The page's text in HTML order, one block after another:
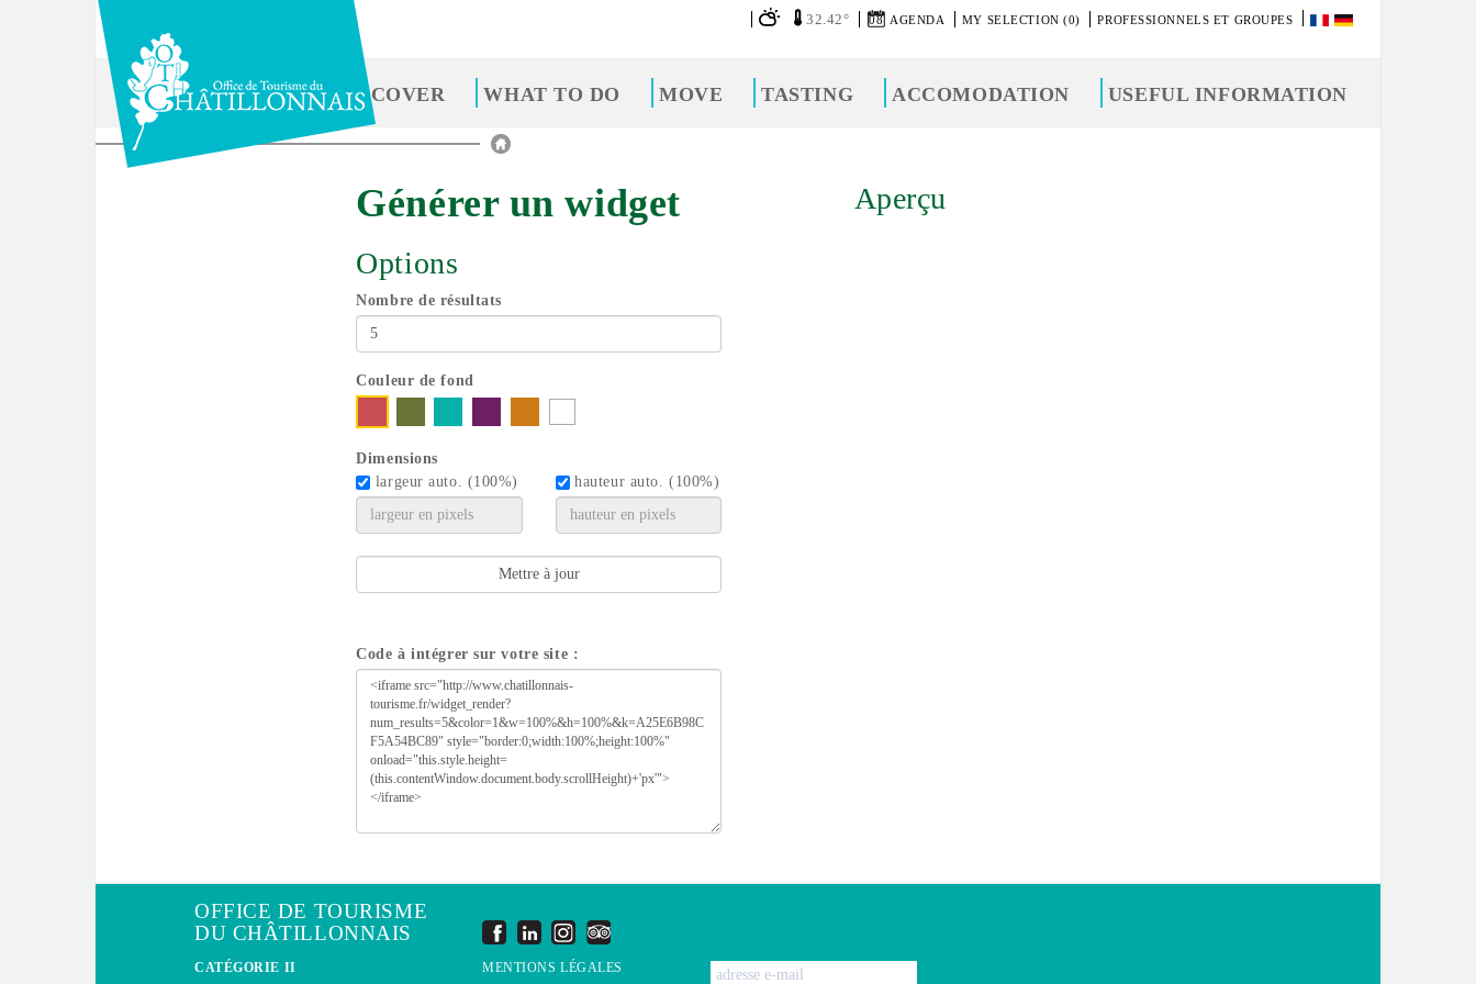
32.42° 08 AGENDA MY SELECTION (0) PROFESSIONNELS ET GROUPES
DISCOVER WHAT TO DO MOVE TASTING ACCOMODATION USEFUL INFORMATION
You
Générer un widget
Options
Nombre de résultats
Couleur de fond
Dimensions
largeur auto. (100%)
hauteur auto. (100%)
Code à intégrer sur votre site :
Aperçu
OFFICE DE TOURISME
DU CHÂTILLONNAIS
CATÉGORIE II
MENTIONS LÉGALES